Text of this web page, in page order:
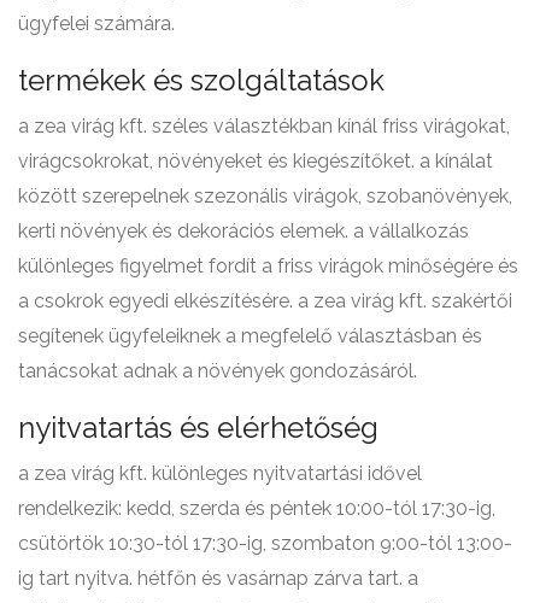
ügyfelei számára.
termékek és szolgáltatások
a zea virág kft. széles választékban kínál friss virágokat,
virágcsokrokat, növényeket és kiegészítőket. a kínálat
között szerepelnek szezonális virágok, szobanövények,
kerti növények és dekorációs elemek. a vállalkozás
különleges figyelmet fordít a friss virágok minőségére és
a csokrok egyedi elkészítésére. a zea virág kft. szakértői
segítenek ügyfeleiknek a megfelelő választásban és
tanácsokat adnak a növények gondozásáról.
nyitvatartás és elérhetőség
a zea virág kft. különleges nyitvatartási idővel
rendelkezik: kedd, szerda és péntek 10:00-tól 17:30-ig,
csütörtök 10:30-tól 17:30-ig, szombaton 9:00-tól 13:00-
ig tart nyitva. hétfőn és vasárnap zárva tart. a